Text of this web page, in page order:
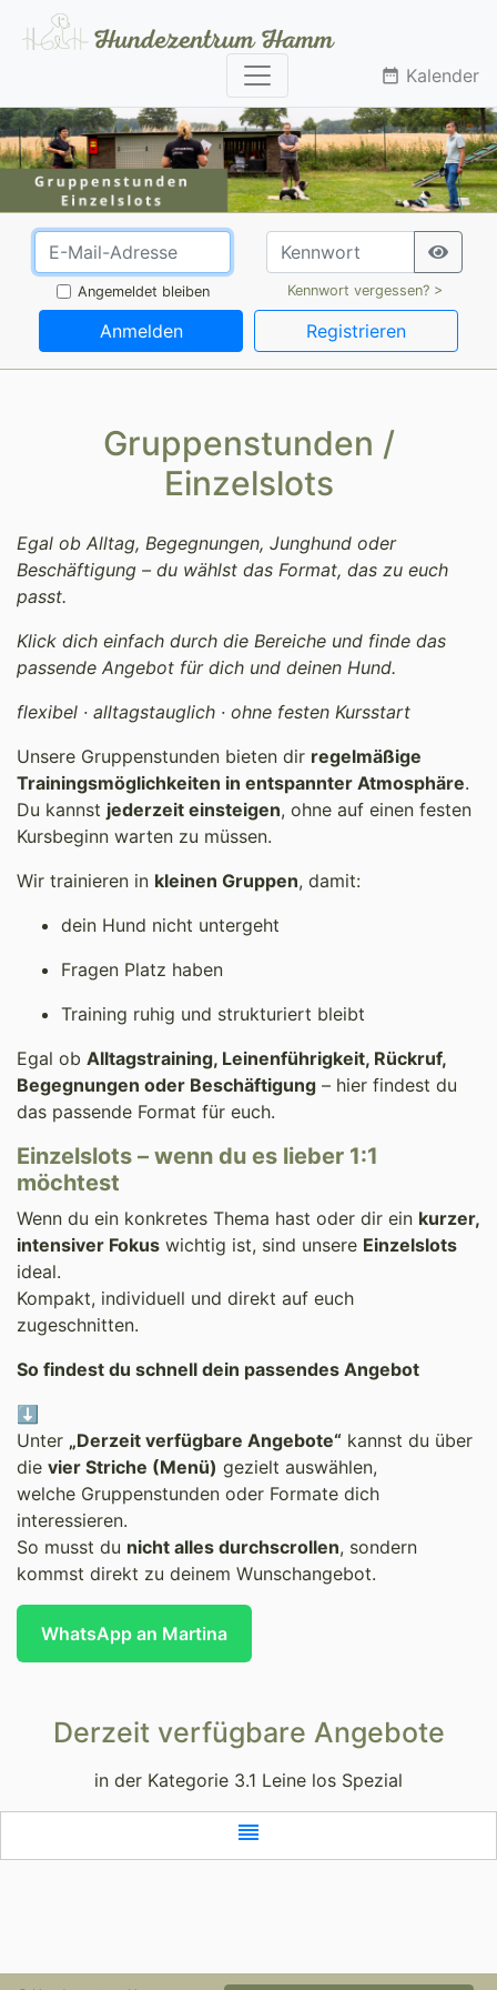
date_range Kalender
Angemeldet bleiben Kennwort vergessen? >
Anmelden Registrieren
Gruppenstunden /
Einzelslots
Egal ob Alltag, Begegnungen, Junghund oder
Beschäftigung – du wählst das Format, das zu euch
passt.
Klick dich einfach durch die Bereiche und finde das
passende Angebot für dich und deinen Hund.
flexibel · alltagstauglich · ohne festen Kursstart
Unsere Gruppenstunden bieten dir regelmäßige
Trainingsmöglichkeiten in entspannter Atmosphäre.
Du kannst jederzeit einsteigen, ohne auf einen festen
Kursbeginn warten zu müssen.
Wir trainieren in kleinen Gruppen, damit:
dein Hund nicht untergeht
Fragen Platz haben
Training ruhig und strukturiert bleibt
Egal ob Alltagstraining, Leinenführigkeit, Rückruf,
Begegnungen oder Beschäftigung – hier findest du
das passende Format für euch.
Einzelslots – wenn du es lieber 1:1
möchtest
Wenn du ein konkretes Thema hast oder dir ein kurzer,
intensiver Fokus wichtig ist, sind unsere Einzelslots
ideal.
Kompakt, individuell und direkt auf euch
zugeschnitten.
So findest du schnell dein passendes Angebot
⬇️
Unter „Derzeit verfügbare Angebote“ kannst du über
die vier Striche (Menü) gezielt auswählen,
welche Gruppenstunden oder Formate dich
interessieren.
So musst du nicht alles durchscrollen, sondern
kommst direkt zu deinem Wunschangebot.
WhatsApp an Martina
Derzeit verfügbare Angebote
in der Kategorie 3.1 Leine los Spezial
reorder